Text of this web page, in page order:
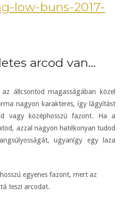
arcod van…
állcsontod magasságában közel
nagyon karakteres, így lágyítást
vagy középhosszú fazont. Ha a
azzal nagyon hatékonyan tudod
ugyanígy egy laza
egyenes fazont, mert az
teszi arcodat.